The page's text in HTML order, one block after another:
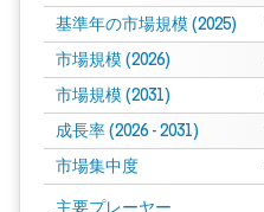
基準年の市場規模 (2025)
市場規模 (2026)
市場規模 (2031)
成長率 (2026 - 2031)
市場集中度
主要プレーヤー
画像 © Mordor Intelligence。再利